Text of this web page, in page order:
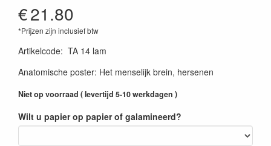
€21.80
*Prijzen zijn inclusief btw
Artikelcode: TA 14 lam
Anatomische poster: Het menselijk brein, hersenen
Niet op voorraad ( levertijd 5-10 werkdagen )
Wilt u papier op papier of galamineerd?